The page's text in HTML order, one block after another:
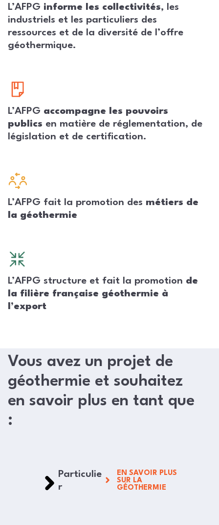
L’AFPG informe les collectivités, les
industriels et les particuliers des
ressources et de la diversité de l’offre
géothermique.
L’AFPG accompagne les pouvoirs
publics en matière de réglementation, de
législation et de certification.
L’AFPG fait la promotion des métiers de
la géothermie
L’AFPG structure et fait la promotion de
la filière française géothermie à
l’export
Vous avez un projet de
géothermie et souhaitez
en savoir plus en tant que
:
Particulie
r
EN SAVOIR PLUS
SUR LA
GÉOTHERMIE